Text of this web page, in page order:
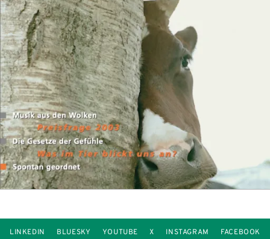
LINKEDIN BLUESKY YOUTUBE X INSTAGRAM FACEBOOK